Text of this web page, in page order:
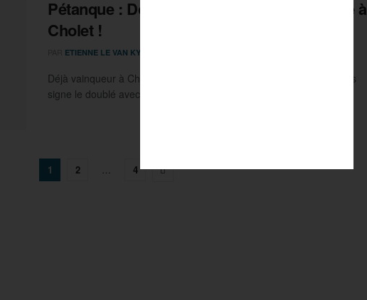
Pétanque : Doerr et les Palois voient double à
Cholet !
ETIENNE LE VAN KY
Déjà vainqueur à Cholet l'an passé, Ligan Doerr remet ça ! Le Palois
signe le doublé avec ses partenaires Baldwin ...
1 2 … 4